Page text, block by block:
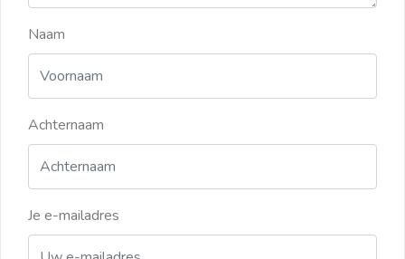
Naam
Achternaam
Je e-mailadres